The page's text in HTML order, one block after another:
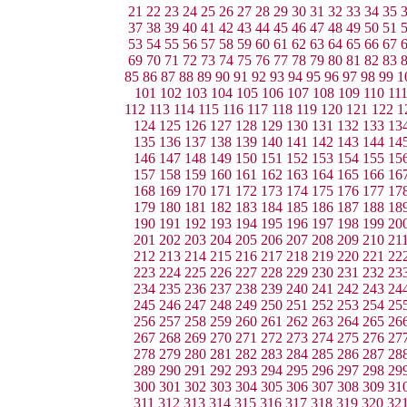
21 22 23 24 25 26 27 28 29 30 31 32 33 34 35
37 38 39 40 41 42 43 44 45 46 47 48 49 50 51
53 54 55 56 57 58 59 60 61 62 63 64 65 66 67
69 70 71 72 73 74 75 76 77 78 79 80 81 82 83
85 86 87 88 89 90 91 92 93 94 95 96 97 98 99
101 102 103 104 105 106 107 108 109 110 111
112 113 114 115 116 117 118 119 120 121 122
124 125 126 127 128 129 130 131 132 133
135 136 137 138 139 140 141 142 143 144
146 147 148 149 150 151 152 153 154 155
157 158 159 160 161 162 163 164 165 166
168 169 170 171 172 173 174 175 176 177
179 180 181 182 183 184 185 186 187 188
190 191 192 193 194 195 196 197 198 199
201 202 203 204 205 206 207 208 209 210
212 213 214 215 216 217 218 219 220 221
223 224 225 226 227 228 229 230 231 232
234 235 236 237 238 239 240 241 242 243
245 246 247 248 249 250 251 252 253 254
256 257 258 259 260 261 262 263 264 265
267 268 269 270 271 272 273 274 275 276
278 279 280 281 282 283 284 285 286 287
289 290 291 292 293 294 295 296 297 298
300 301 302 303 304 305 306 307 308 309
311 312 313 314 315 316 317 318 319 320